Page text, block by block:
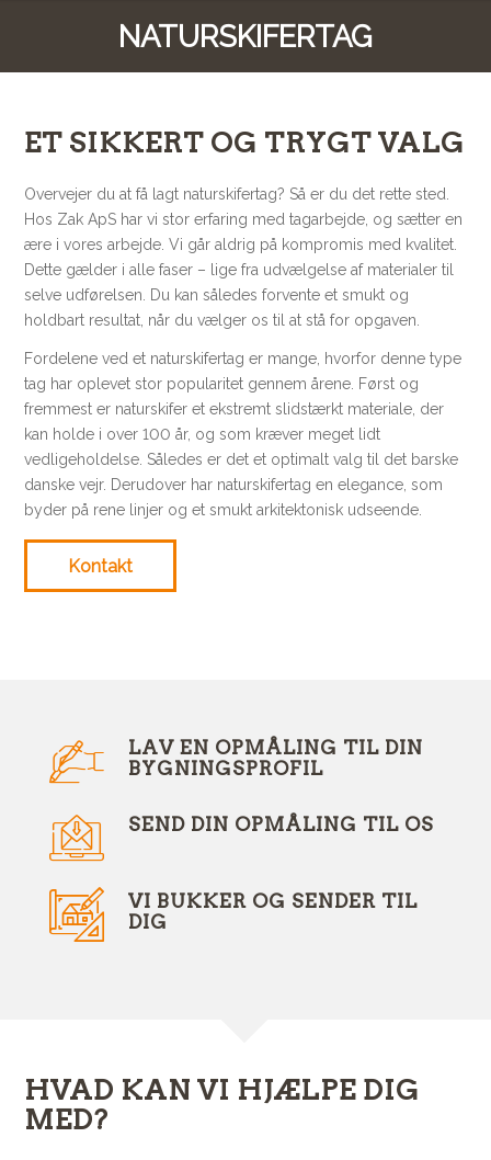
NATURSKIFERTAG
ET SIKKERT OG TRYGT VALG
Overvejer du at få lagt naturskifertag? Så er du det rette sted.
Hos Zak ApS har vi stor erfaring med tagarbejde, og sætter en
ære i vores arbejde. Vi går aldrig på kompromis med kvalitet.
Dette gælder i alle faser – lige fra udvælgelse af materialer til
selve udførelsen. Du kan således forvente et smukt og
holdbart resultat, når du vælger os til at stå for opgaven.
Fordelene ved et naturskifertag er mange, hvorfor denne type
tag har oplevet stor popularitet gennem årene. Først og
fremmest er naturskifer et ekstremt slidstærkt materiale, der
kan holde i over 100 år, og som kræver meget lidt
vedligeholdelse. Således er det et optimalt valg til det barske
danske vejr. Derudover har naturskifertag en elegance, som
byder på rene linjer og et smukt arkitektonisk udseende.
Kontakt
LAV EN OPMÅLING TIL DIN
BYGNINGSPROFIL
SEND DIN OPMÅLING TIL OS
VI BUKKER OG SENDER TIL
DIG
HVAD KAN VI HJÆLPE DIG
MED?